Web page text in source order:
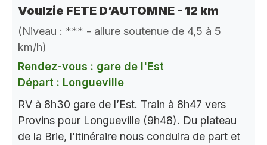
Voulzie FETE D’AUTOMNE - 12 km
(Niveau : *** - allure soutenue de 4,5 à 5
km/h)
Rendez-vous : gare de l'Est
Départ : Longueville
RV à 8h30 gare de l’Est. Train à 8h47 vers
Provins pour Longueville (9h48). Du plateau
de la Brie, l’itinéraire nous conduira de part et